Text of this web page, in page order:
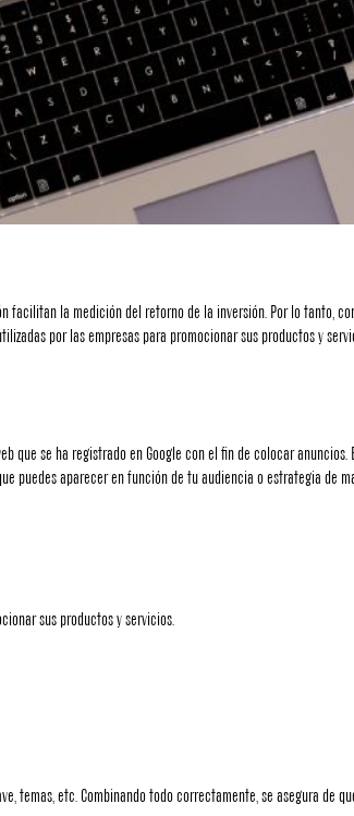
facilitan la medición del retorno de la inversión. Por lo tanto,
por las empresas para promocionar sus productos y
se ha registrado en Google con el fin de colocar
puedes aparecer en función de tu audiencia o estrategia de
sus productos y servicios.
temas, etc. Combinando todo correctamente, se asegura de